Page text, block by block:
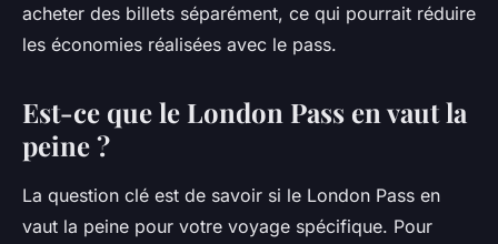
acheter des billets séparément, ce qui pourrait réduire
les économies réalisées avec le pass.
Est-ce que le London Pass en vaut la
peine ?
La question clé est de savoir si le London Pass en
vaut la peine pour votre voyage spécifique. Pour